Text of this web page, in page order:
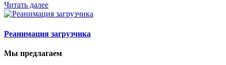
Читать далее
Реанимация загрузчика
Мы предлагаем